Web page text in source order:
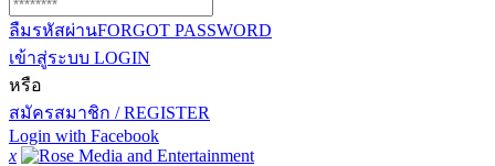
ลืมรหัสผ่านFORGOT PASSWORD
เข้าสู่ระบบ LOGIN
หรือ
สมัครสมาชิก / REGISTER
Login with Facebook
x